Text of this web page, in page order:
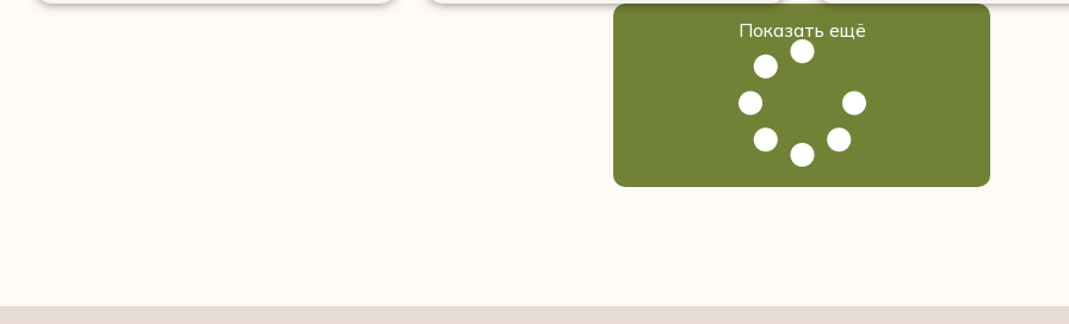
Показать ещё